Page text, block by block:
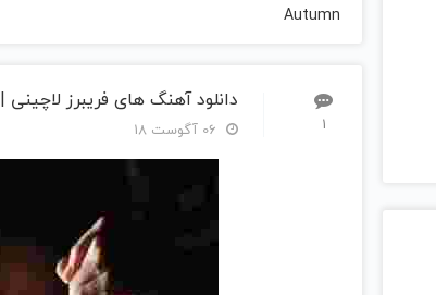
Autumn
1
دانلود آهنگ های فریبرز لاچینی | Fariborz Lachini